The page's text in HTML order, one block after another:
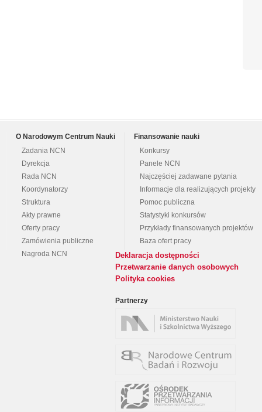
O Narodowym Centrum Nauki
Zadania NCN
Dyrekcja
Rada NCN
Koordynatorzy
Struktura
Akty prawne
Oferty pracy
Zamówienia publiczne
Nagroda NCN
Finansowanie nauki
Konkursy
Panele NCN
Najczęściej zadawane pytania
Informacje dla realizujących projekty
Pomoc publiczna
Statystyki konkursów
Przykłady finansowanych projektów
Baza ofert pracy
Deklaracja dostępności
Przetwarzanie danych osobowych
Polityka cookies
Partnerzy